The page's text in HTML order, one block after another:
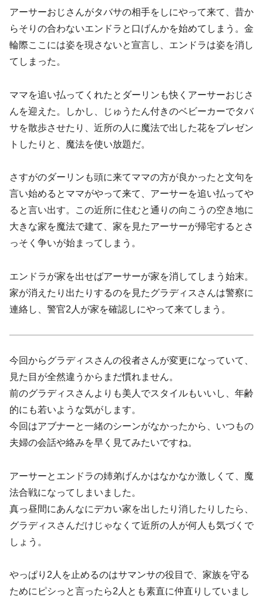
アーサーおじさんがタバサの相手をしにやって来て、昔か
らそりの合わないエンドラと口げんかを始めてしまう。金
輪際ここには姿を現さないと宣言し、エンドラは姿を消し
てしまった。
ママを追い払ってくれたとダーリンも快くアーサーおじさ
んを迎えた。しかし、じゅうたん付きのベビーカーでタバ
サを散歩させたり、近所の人に魔法で出した花をプレゼン
トしたりと、魔法を使い放題だ。
さすがのダーリンも頭に来てママの方が良かったと文句を
言い始めるとママがやって来て、アーサーを追い払ってや
ると言い出す。この近所に住むと通りの向こうの空き地に
大きな家を魔法で建て、家を見たアーサーが帰宅するとさ
っそく争いが始まってしまう。
エンドラが家を出せばアーサーが家を消してしまう始末。
家が消えたり出たりするのを見たグラディスさんは警察に
連絡し、警官2人が家を確認しにやって来てしまう。
今回からグラディスさんの役者さんが変更になっていて、
見た目が全然違うからまだ慣れません。
前のグラディスさんよりも美人でスタイルもいいし、年齢
的にも若いような気がします。
今回はアブナーと一緒のシーンがなかったから、いつもの
夫婦の会話や絡みを早く見てみたいですね。
アーサーとエンドラの姉弟げんかはなかなか激しくて、魔
法合戦になってしまいました。
真っ昼間にあんなにデカい家を出したり消したりしたら、
グラディスさんだけじゃなくて近所の人が何人も気づくで
しょう。
やっぱり2人を止めるのはサマンサの役目で、家族を守る
ためにピシっと言ったら2人とも素直に仲直りしていまし